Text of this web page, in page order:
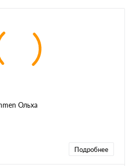
Ольха
Подробнее